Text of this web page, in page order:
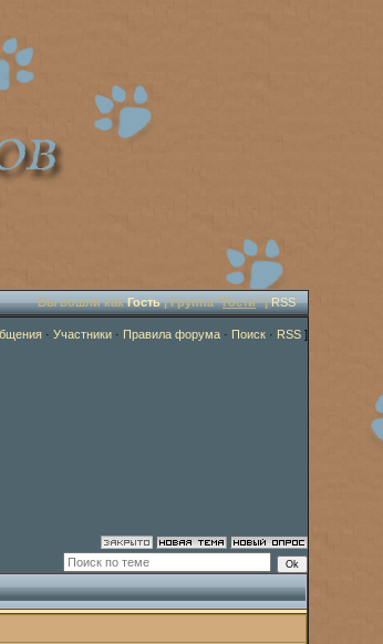
Вы вошли какГость| Группа "Гости" |RSS
· Участники · Правила форума · Поиск · RSS ]